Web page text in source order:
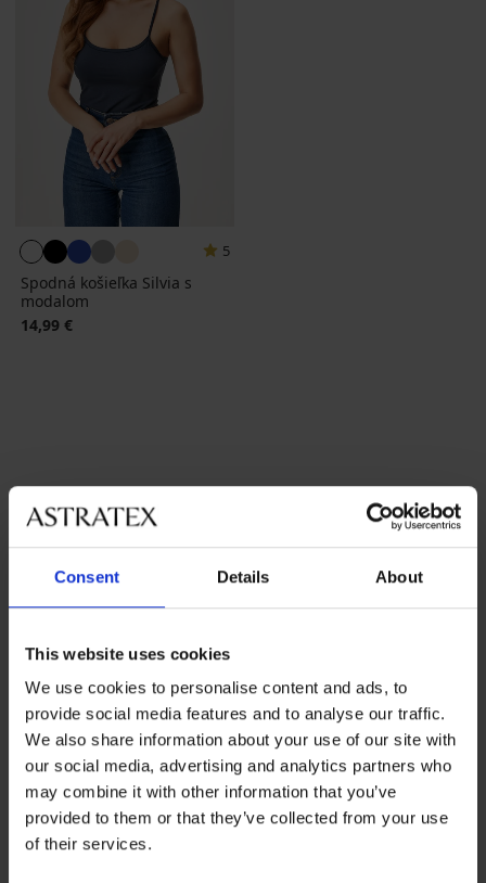
Consent Details About
This website uses cookies
We use cookies to personalise content and ads, to
provide social media features and to analyse our traffic.
We also share information about your use of our site with
our social media, advertising and analytics partners who
may combine it with other information that you’ve
provided to them or that they’ve collected from your use
of their services.
5
Spodná košieľka Silvia s
modalom
14,99 €
Najčastejsie vyberané veľkosti
M XL XXL
8 % z nákupu späť
Výmena a vrátenie